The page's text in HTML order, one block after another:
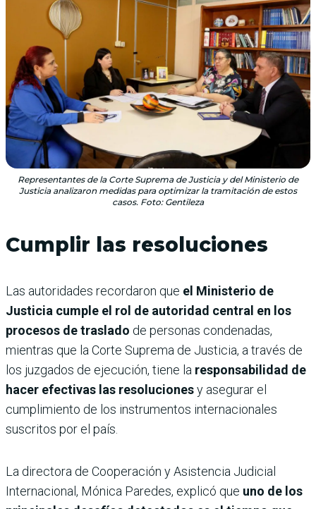
Representantes de la Corte Suprema de Justicia y del Ministerio de
Justicia analizaron medidas para optimizar la tramitación de estos
casos. Foto: Gentileza
Cumplir las resoluciones
Las autoridades recordaron que el Ministerio de
Justicia cumple el rol de autoridad central en los
procesos de traslado de personas condenadas,
mientras que la Corte Suprema de Justicia, a través de
los juzgados de ejecución, tiene la responsabilidad de
hacer efectivas las resolucionesy asegurar el
cumplimiento de los instrumentos internacionales
suscritos por el país.
La directora de Cooperación y Asistencia Judicial
Internacional, Mónica Paredes, explicó que uno de los